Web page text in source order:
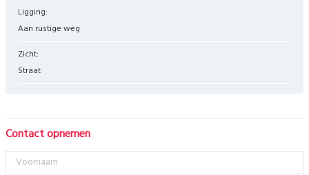
Ligging:
aan rustige weg
Zicht:
straat
Contact opnemen